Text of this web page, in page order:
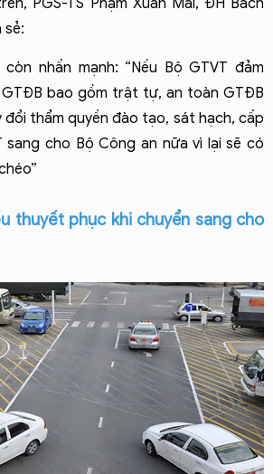
PGS-TS Phạm Xuân Mai, ĐH Bách
sẻ:
nhấn mạnh: “Nếu Bộ GTVT đảm
GTĐB bao gồm trật tự, an toàn GTĐB
đổi thẩm quyền đào tạo, sát hạch, cấp
sang cho Bộ Công an nữa vì lại sẽ có
thuyết phục khi chuyển sang cho